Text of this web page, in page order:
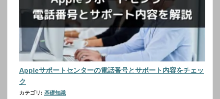
Appleサポートセンターの電話番号とサポート内容をチェッ
ク
カテゴリ: 基礎知識